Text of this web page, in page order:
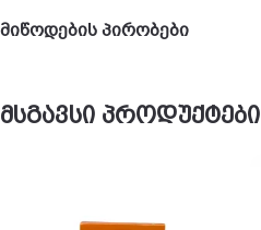
მიწოდების პირობები
მსგავსი პროდუქტები